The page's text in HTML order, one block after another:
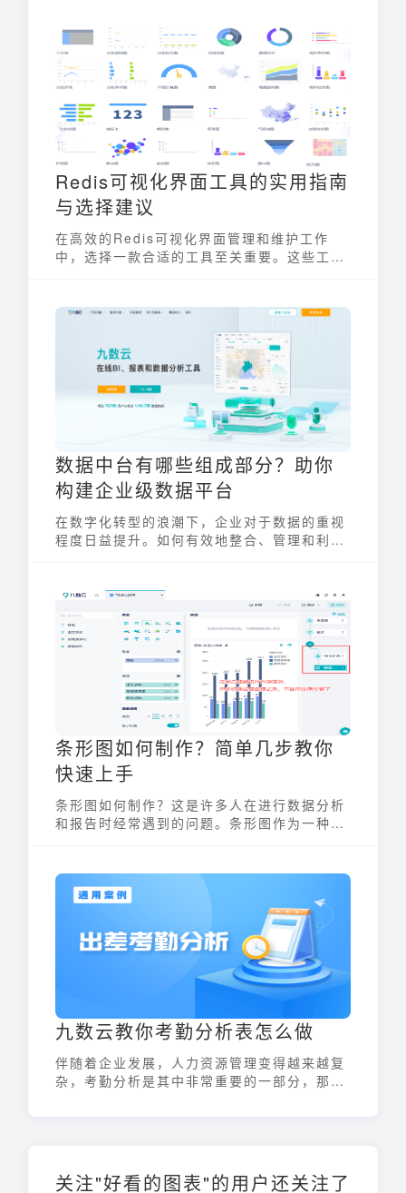
Redis可视化界面工具的实用指南
与选择建议
在高效的Redis可视化界面管理和维护工作
中，选择一款合适的工具至关重要。这些工具
员更好地理解和优化 Redis 数据库的使用。
数据中台有哪些组成部分？助你
构建企业级数据平台
在数字化转型的浪潮下，企业对于数据的重视
程度日益提升。如何有效地整合、管理和利用
数据平台，实现数据驱动的业务增长？本文将
深入探讨这一问题。
条形图如何制作？简单几步教你
快速上手
条形图如何制作？这是许多人在进行数据分析
和报告时经常遇到的问题。条形图作为一种常
数据、发现规律。无论是商务汇报、学术研
究，还是个人数据整理，掌握条形图的制作方
法都显得尤为重要。本文将深入浅出地介绍条
形图的制作步骤，让您轻松上手，快速掌握。
九数云教你考勤分析表怎么做
伴随着企业发展，人力资源管理变得越来越复
杂，考勤分析是其中非常重要的一部分，那你
关注"好看的图表"的用户还关注了